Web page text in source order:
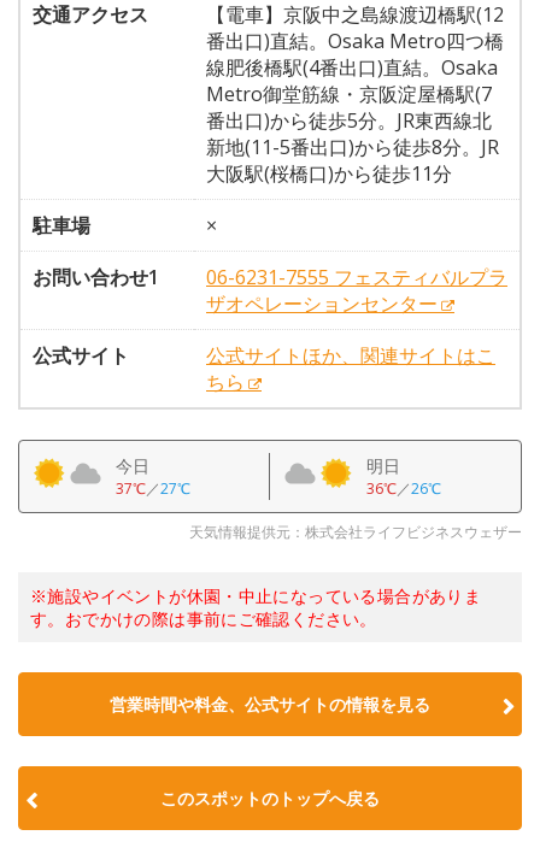
交通アクセス
【電車】京阪中之島線渡辺橋駅(12
番出口)直結。Osaka Metro四つ橋
線肥後橋駅(4番出口)直結。Osaka
Metro御堂筋線・京阪淀屋橋駅(7
番出口)から徒歩5分。JR東西線北
新地(11-5番出口)から徒歩8分。JR
大阪駅(桜橋口)から徒歩11分
駐車場
×
お問い合わせ1
06-6231-7555 フェスティバルプラ
ザオペレーションセンター
公式サイト
公式サイトほか、関連サイトはこ
ちら
今日
37℃／27℃
明日
36℃／26℃
天気情報提供元：株式会社ライフビジネスウェザー
※施設やイベントが休園・中止になっている場合がありま
す。おでかけの際は事前にご確認ください。
営業時間や料金、公式サイトの情報を見る
このスポットのトップへ戻る